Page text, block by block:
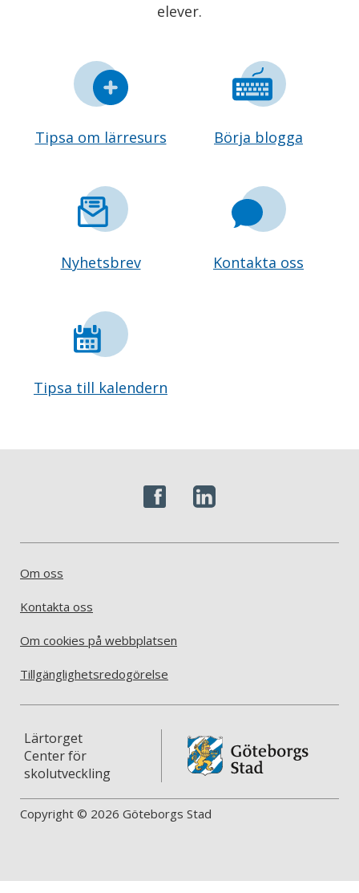
elever.
Tipsa om lärresurs Börja blogga
Nyhetsbrev Kontakta oss
Tipsa till kalendern
Om oss
Kontakta oss
Om cookies på webbplatsen
Tillgänglighetsredogörelse
Lärtorget
Center för
skolutveckling
Copyright © 2026 Göteborgs Stad